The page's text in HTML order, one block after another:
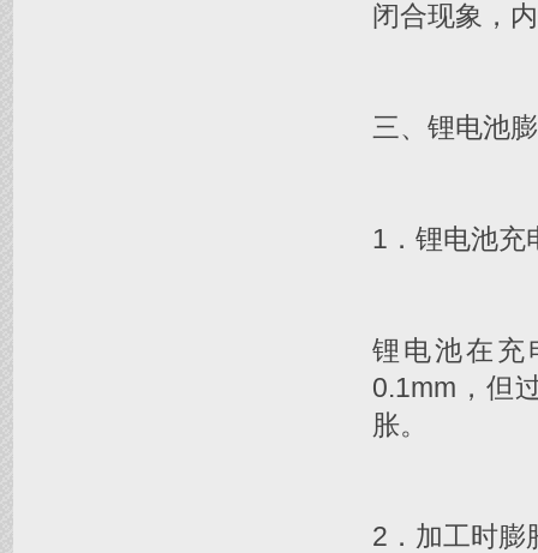
闭合现象，
三、锂电池
1．锂电池充
锂电池在充
0.1mm，但
胀。
2．加工时膨